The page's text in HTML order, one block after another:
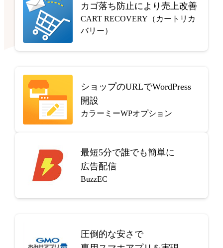
カゴ落ち防止により売上改善
CART RECOVERY（カートリカ
バリー）
ショップのURLでWordPress
開設
カラーミーWPオプション
最短5分で誰でも簡単に
広告配信
BuzzEC
圧倒的な安さで